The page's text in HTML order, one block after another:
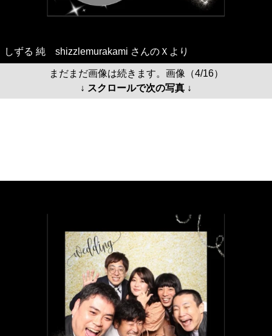
しずる 純 shizzlemurakami さんのＸより
まだまだ画像は続きます。画像（4/16）
↓ スクロールで次の写真 ↓